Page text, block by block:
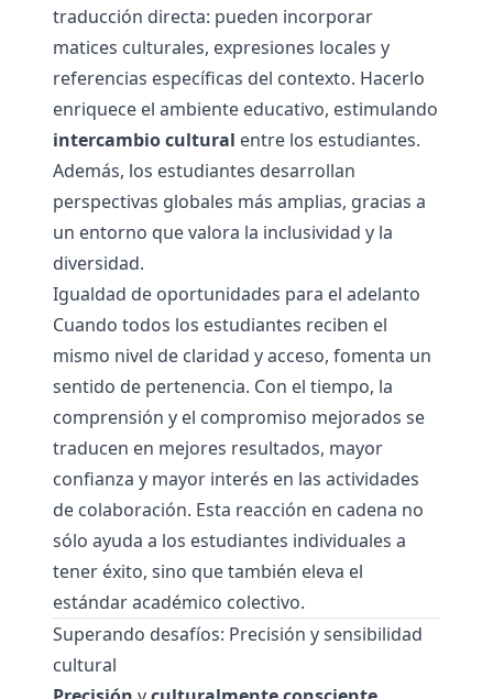
traducción directa: pueden incorporar
matices culturales, expresiones locales y
referencias específicas del contexto. Hacerlo
enriquece el ambiente educativo, estimulando
intercambio cultural entre los estudiantes.
Además, los estudiantes desarrollan
perspectivas globales más amplias, gracias a
un entorno que valora la inclusividad y la
diversidad.
Igualdad de oportunidades para el adelanto
Cuando todos los estudiantes reciben el
mismo nivel de claridad y acceso, fomenta un
sentido de pertenencia. Con el tiempo, la
comprensión y el compromiso mejorados se
traducen en mejores resultados, mayor
confianza y mayor interés en las actividades
de colaboración. Esta reacción en cadena no
sólo ayuda a los estudiantes individuales a
tener éxito, sino que también eleva el
estándar académico colectivo.
Superando desafíos: Precisión y sensibilidad
cultural